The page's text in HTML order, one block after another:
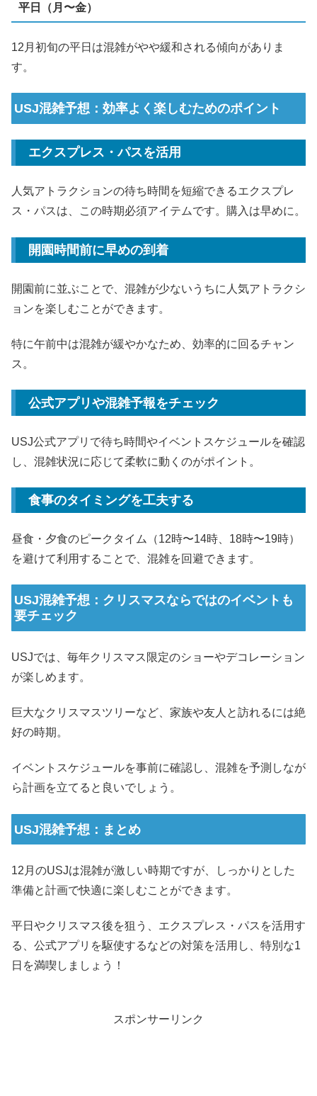
平日（月〜金）
12月初旬の平日は混雑がやや緩和される傾向がありま
す。
USJ混雑予想：効率よく楽しむためのポイント
エクスプレス・パスを活用
人気アトラクションの待ち時間を短縮できるエクスプレ
ス・パスは、この時期必須アイテムです。購入は早めに。
開園時間前に早めの到着
開園前に並ぶことで、混雑が少ないうちに人気アトラクシ
ョンを楽しむことができます。
特に午前中は混雑が緩やかなため、効率的に回るチャン
ス。
公式アプリや混雑予報をチェック
USJ公式アプリで待ち時間やイベントスケジュールを確認
し、混雑状況に応じて柔軟に動くのがポイント。
食事のタイミングを工夫する
昼食・夕食のピークタイム（12時〜14時、18時〜19時）
を避けて利用することで、混雑を回避できます。
USJ混雑予想：クリスマスならではのイベントも
要チェック
USJでは、毎年クリスマス限定のショーやデコレーション
が楽しめます。
巨大なクリスマスツリーなど、家族や友人と訪れるには絶
好の時期。
イベントスケジュールを事前に確認し、混雑を予測しなが
ら計画を立てると良いでしょう。
USJ混雑予想：まとめ
12月のUSJは混雑が激しい時期ですが、しっかりとした
準備と計画で快適に楽しむことができます。
平日やクリスマス後を狙う、エクスプレス・パスを活用す
る、公式アプリを駆使するなどの対策を活用し、特別な1
日を満喫しましょう！
スポンサーリンク